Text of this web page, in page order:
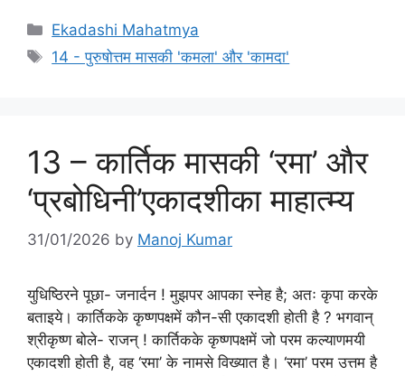
Categories
Ekadashi Mahatmya
Tags
14 - पुरुषोत्तम मासकी 'कमला' और 'कामदा'
13 – कार्तिक मासकी ‘रमा’ और
‘प्रबोधिनी’एकादशीका माहात्म्य
31/01/2026 by Manoj Kumar
युधिष्ठिरने पूछा- जनार्दन ! मुझपर आपका स्नेह है; अतः कृपा करके
बताइये। कार्तिकके कृष्णपक्षमें कौन-सी एकादशी होती है ? भगवान्
श्रीकृष्ण बोले- राजन् ! कार्तिकके कृष्णपक्षमें जो परम कल्याणमयी
एकादशी होती है, वह ‘रमा’ के नामसे विख्यात है। ‘रमा’ परम उत्तम है